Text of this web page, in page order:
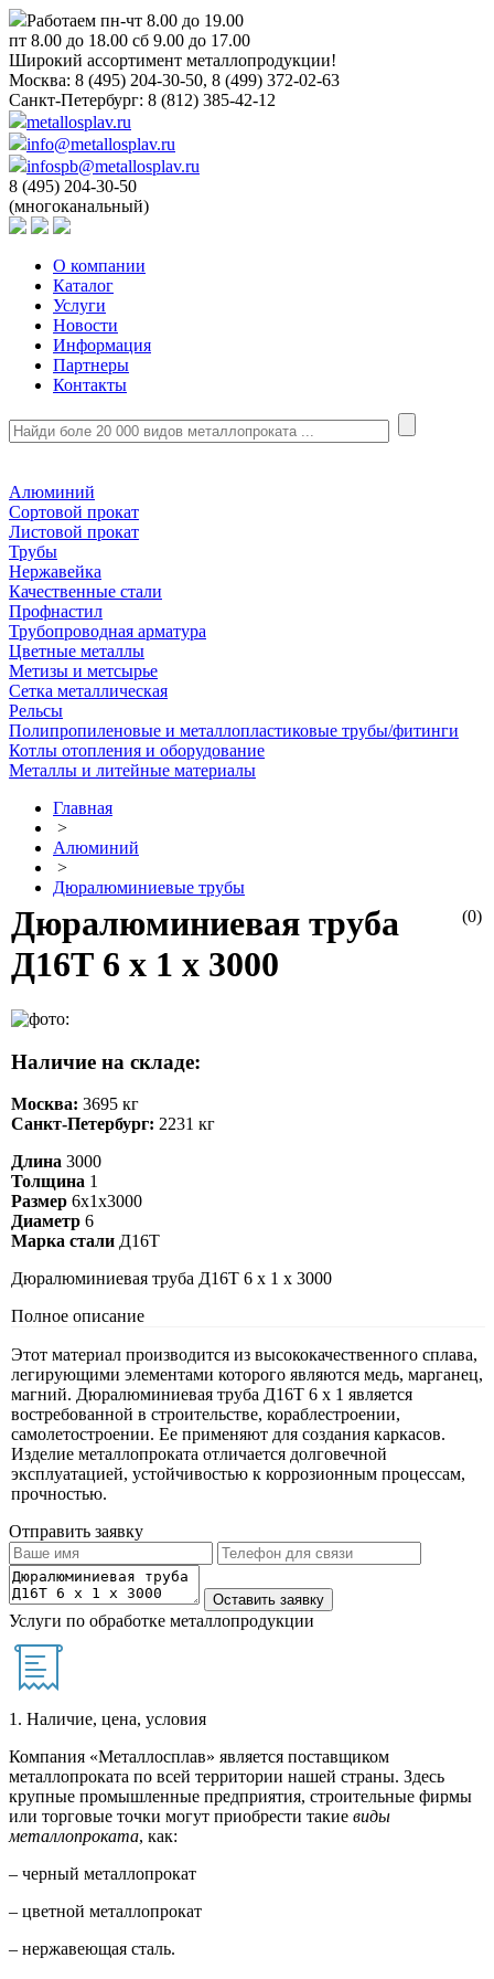
Работаем пн-чт 8.00 до 19.00
пт 8.00 до 18.00 сб 9.00 до 17.00
Широкий ассортимент металлопродукции!
Москва: 8 (495) 204-30-50, 8 (499) 372-02-63
Санкт-Петербург: 8 (812) 385-42-12
metallosplav.ru
info@metallosplav.ru
infospb@metallosplav.ru
8 (495) 204-30-50
(многоканальный)
О компании
Каталог
Услуги
Новости
Информация
Партнеры
Контакты
Алюминий
Сортовой прокат
Листовой прокат
Трубы
Нержавейка
Качественные стали
Профнастил
Трубопроводная арматура
Цветные металлы
Метизы и метсырье
Сетка металлическая
Рельсы
Полипропиленовые и металлопластиковые трубы/фитинги
Котлы отопления и оборудование
Металлы и литейные материалы
Главная
>
Алюминий
>
Дюралюминиевые трубы
(0)
Дюралюминиевая труба
Д16Т 6 х 1 х 3000
Наличие на складе:
Москва: 3695 кг
Санкт-Петербург: 2231 кг
Длина 3000
Толщина 1
Размер 6х1х3000
Диаметр 6
Марка стали Д16Т
Дюралюминиевая труба Д16Т 6 х 1 х 3000
Полное описание
Этот материал производится из высококачественного сплава,
легирующими элементами которого являются медь, марганец,
магний. Дюралюминиевая труба Д16Т 6 х 1 является
востребованной в строительстве, кораблестроении,
самолетостроении. Ее применяют для создания каркасов.
Изделие металлопроката отличается долговечной
эксплуатацией, устойчивостью к коррозионным процессам,
прочностью.
Отправить заявку
Услуги по обработке металлопродукции
1. Наличие, цена, условия
Компания «Металлосплав» является поставщиком
металлопроката по всей территории нашей страны. Здесь
крупные промышленные предприятия, строительные фирмы
или торговые точки могут приобрести такие виды
металлопроката, как:
– черный металлопрокат
– цветной металлопрокат
– нержавеющая сталь.